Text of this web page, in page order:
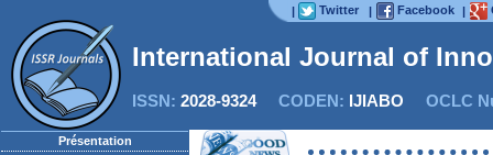
| Twitter | Facebook |
International Journal of
ISSN: 2028-9324CODEN: IJIABO OCLC
Présentation